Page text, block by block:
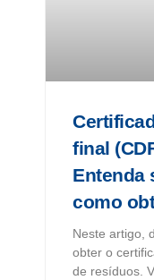
final
Entenda
como
Neste artigo,
obter o
de resíduos.